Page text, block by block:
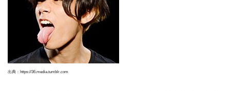
出典：https://36.media.tumblr.com